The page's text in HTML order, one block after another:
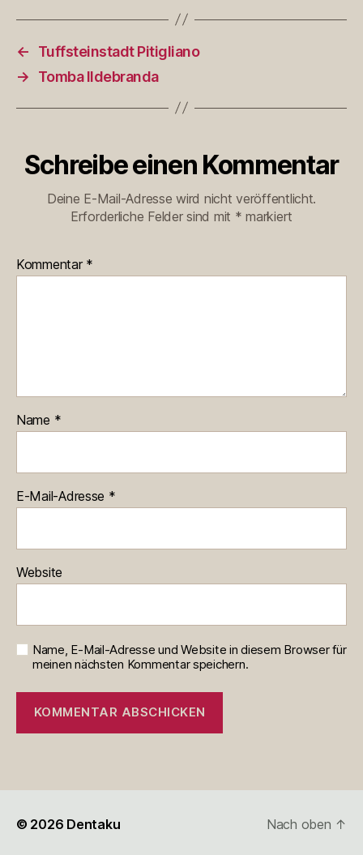
←
Tuffsteinstadt Pitigliano
→
Tomba Ildebranda
Schreibe einen Kommentar
Deine E-Mail-Adresse wird nicht veröffentlicht.
Erforderliche Felder sind mit * markiert
Kommentar *
Name *
E-Mail-Adresse *
Website
Name, E-Mail-Adresse und Website in diesem Browser für
meinen nächsten Kommentar speichern.
© 2026 Dentaku Nach oben ↑